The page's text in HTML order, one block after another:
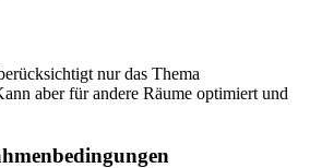
nur das Thema
aber für andere Räume optimiert und